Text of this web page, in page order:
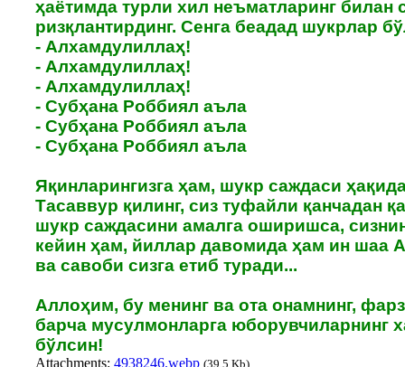
ҳаётимда турли хил неъматларинг билан
ризқлантирдинг. Сенга беадад шукрлар
- Алхамдулиллаҳ!
- Алхамдулиллаҳ!
- Алхамдулиллаҳ!
- Субҳана Роббиял аъла
- Субҳана Роббиял аъла
- Субҳана Роббиял аъла
Яқинларингизга ҳам, шукр саждаси
Тасаввур қилинг, сиз туфайли қанчадан
шукр саждасини амалга оширишса,
кейин ҳам, йиллар давомида ҳам ин шаа
ва савоби сизга етиб туради...
Аллоҳим, бу менинг ва ота онамнинг,
барча мусулмонларга юборувчиларнинг
бўлсин!
Attachments: 4938246.webp (39.5 Kb)